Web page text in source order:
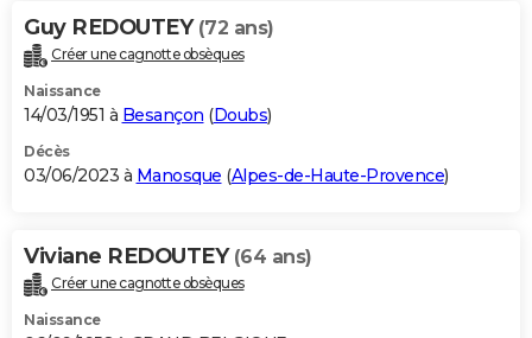
Guy REDOUTEY (72 ans)
Créer une cagnotte obsèques
Naissance
14/03/1951 à Besançon (Doubs)
Décès
03/06/2023 à Manosque (Alpes-de-Haute-Provence)
Viviane REDOUTEY (64 ans)
Créer une cagnotte obsèques
Naissance